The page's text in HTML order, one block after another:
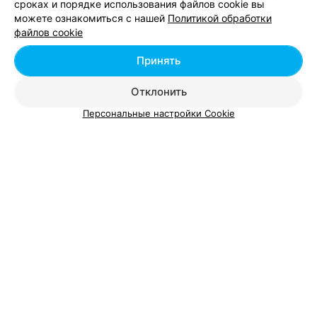
SPA процедуры для двоих в Беларуси
сроках и порядке использования файлов cookie вы
можете ознакомиться с нашей Политикой обработки
файлов cookie
Отклонить
Принять
Персональные настройки Cookie